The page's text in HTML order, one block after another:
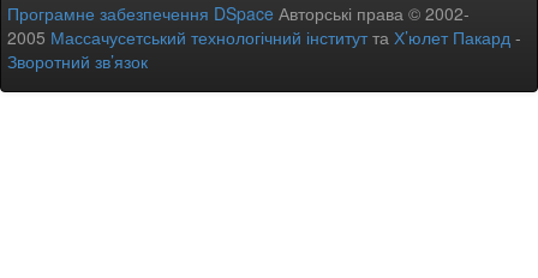
Програмне забезпечення DSpace Авторські права © 2002-
2005 Массачусетський технологічний інститутта Х’юлет Пакард -
Зворотний зв’язок